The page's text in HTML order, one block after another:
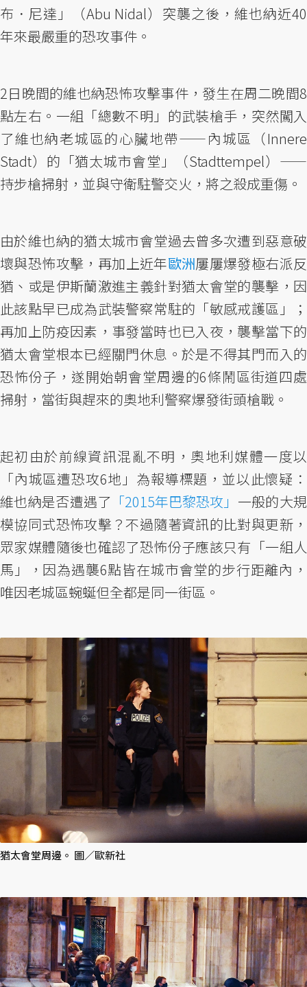
布．尼達」（Abu Nidal）突襲之後，維也納近40
年來最嚴重的恐攻事件。
2日晚間的維也納恐怖攻擊事件，發生在周二晚間8
點左右。一組「總數不明」的武裝槍手，突然闖入
了維也納老城區的心臟地帶——內城區（Innere
Stadt）的「猶太城市會堂」（Stadttempel）——
持步槍掃射，並與守衛駐警交火，將之殺成重傷。
由於維也納的猶太城市會堂過去曾多次遭到惡意破
壞與恐怖攻擊，再加上近年歐洲屢屢爆發極右派反
猶、或是伊斯蘭激進主義針對猶太會堂的襲擊，因
此該點早已成為武裝警察常駐的「敏感戒護區」；
再加上防疫因素，事發當時也已入夜，襲擊當下的
猶太會堂根本已經關門休息。於是不得其門而入的
恐怖份子，遂開始朝會堂周邊的6條鬧區街道四處
掃射，當街與趕來的奧地利警察爆發街頭槍戰。
起初由於前線資訊混亂不明，奧地利媒體一度以
「內城區遭恐攻6地」為報導標題，並以此懷疑：
維也納是否遭遇了 「2015年巴黎恐攻」 一般的大規
模協同式恐怖攻擊？不過隨著資訊的比對與更新，
眾家媒體隨後也確認了恐怖份子應該只有「一組人
馬」，因為遇襲6點皆在城市會堂的步行距離內，
唯因老城區蜿蜒但全都是同一街區。
猶太會堂周邊。 圖／歐新社